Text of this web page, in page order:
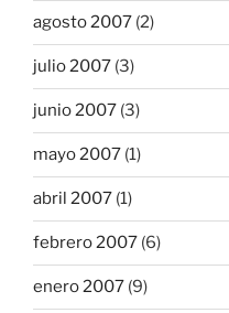
agosto 2007 (2)
julio 2007 (3)
junio 2007 (3)
mayo 2007 (1)
abril 2007 (1)
febrero 2007 (6)
enero 2007 (9)